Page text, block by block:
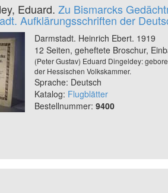
Eduard. Zu Bismarcks
Aufklärungsschriften der
Darmstadt. Heinrich Ebert. 1919
12 Seiten, geheftete Broschur,
(Peter Gustav) Eduard Dingeldey:
der Hessischen Volkskammer.
Sprache: Deutsch
Katalog: Flugblätter
Bestellnummer: 9400